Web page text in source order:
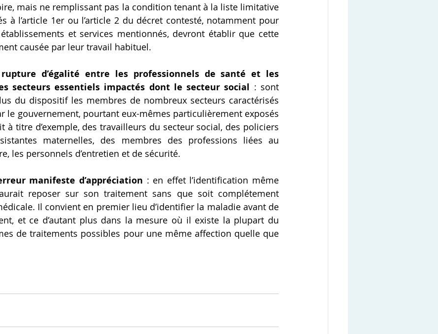
mais ne remplissant pas la condition tenant à la liste limitative
à l’article 1er ou l’article 2 du décret contesté, notamment pour
et services mentionnés, devront établir que cette
causée par leur travail habituel.
rupture d’égalité entre les professionnels de santé et les
secteurs essentiels impactés dont le secteur social : sont
du dispositif les membres de nombreux secteurs caractérisés
le gouvernement, pourtant eux-mêmes particulièrement exposés
à titre d’exemple, des travailleurs du secteur social, des policiers
maternelles, des membres des professions liées au
les personnels d’entretien et de sécurité.
manifeste d’appréciation : en effet l’identification même
reposer sur son traitement sans que soit complétement
Il convient en premier lieu d’identifier la maladie avant de
et ce d’autant plus dans la mesure où il existe la plupart du
de traitements possibles pour une même affection quelle que